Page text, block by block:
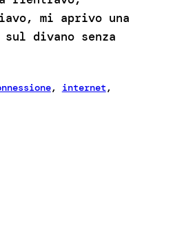
mi aprivo una
divano senza
, internet